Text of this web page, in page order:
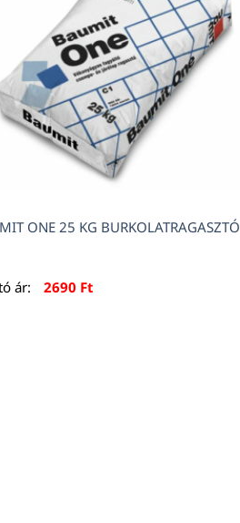
ONE 25 KG BURKOLATRAGASZTÓ
ár: 2690 Ft